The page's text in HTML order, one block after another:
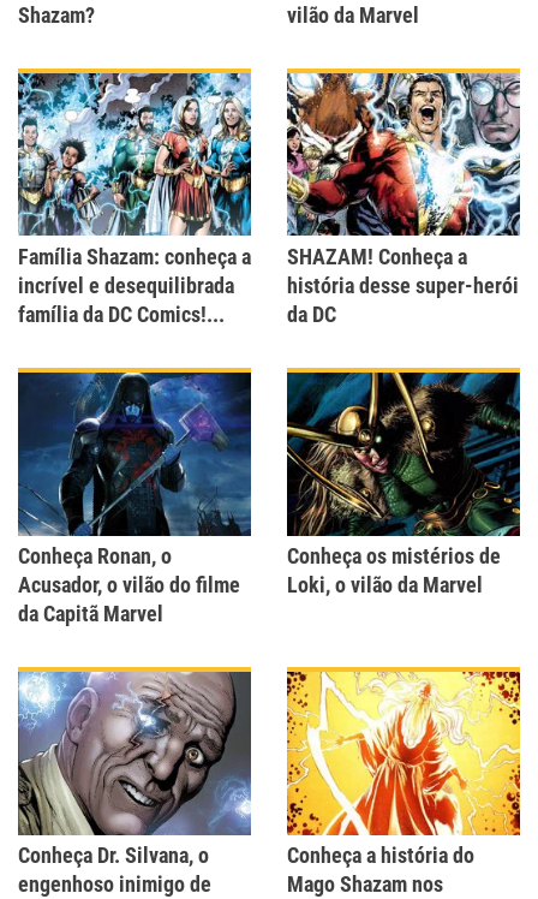
Shazam?
vilão da Marvel
Família Shazam: conheça a
incrível e desequilibrada
família da DC Comics!...
SHAZAM! Conheça a
história desse super-herói
da DC
Conheça Ronan, o
Acusador, o vilão do filme
da Capitã Marvel
Conheça os mistérios de
Loki, o vilão da Marvel
Conheça Dr. Silvana, o
engenhoso inimigo de
Conheça a história do
Mago Shazam nos